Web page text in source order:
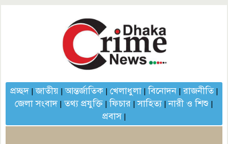
প্রচ্ছদ|জাতীয়|আন্তর্জাতিক| খেলাধুলা|বিনোদন|রাজনীতি|
জেলা সংবাদ|তথ্য প্রযুক্তি |ফিচার |সাহিত্য|নারী ও শিশু |
প্রবাস|